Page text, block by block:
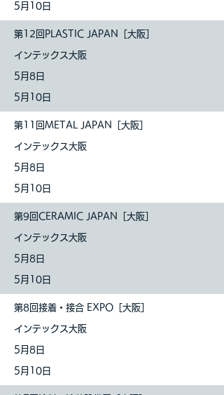
5月10日
第12回PLASTIC JAPAN［大阪］
インテックス大阪
5月8日
5月10日
第11回METAL JAPAN［大阪］
インテックス大阪
5月8日
5月10日
第9回CERAMIC JAPAN［大阪］
インテックス大阪
5月8日
5月10日
第8回接着・接合 EXPO［大阪］
インテックス大阪
5月8日
5月10日